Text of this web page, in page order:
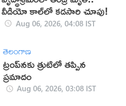
వీడియో కాల్‌లో కడసారి చూపు!
Aug 06, 2026, 04:08 IST
తెలంగాణ
ట్రంప్‌నకు త్రుటిలో తప్పిన
ప్రమాదం
Aug 06, 2026, 03:08 IST